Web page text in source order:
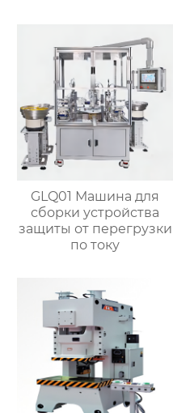
GLQ01 Машина для
сборки устройства
защиты от перегрузки
по току